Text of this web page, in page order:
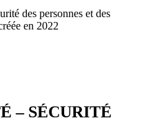
des personnes et des
en 2022
– SÉCURITÉ